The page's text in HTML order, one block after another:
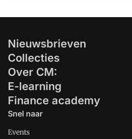
Nieuwsbrieven
Collecties
Over CM:
E-learning
Finance academy
Snel naar
Events